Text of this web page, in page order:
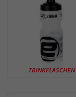
TRINKFLASCHEN